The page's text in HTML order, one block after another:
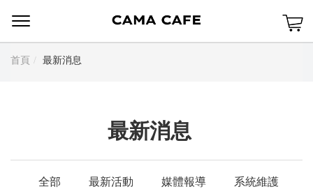
首頁 最新消息
最新消息
全部 最新活動 媒體報導 系統維護